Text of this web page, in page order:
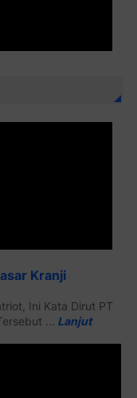
Kranji
Ini Kata Dirut PT
...
Lanjut